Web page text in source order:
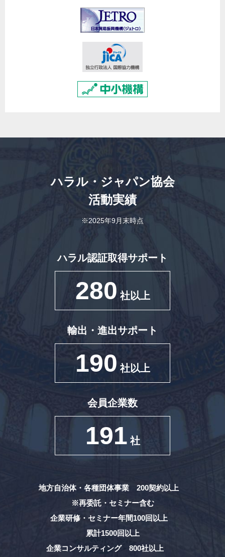
ハラル・ジャパン協会
活動実績
※2025年9月末時点
ハラル認証取得サポート
280 社以上
輸出・進出サポート
190 社以上
会員企業数
191 社
地方自治体・各種団体事業 200契約以上
※再委託・セミナー含む
企業研修・セミナー年間100回以上
累計1500回以上
企業コンサルティング 800社以上